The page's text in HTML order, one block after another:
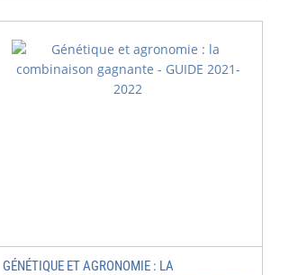
GÉNÉTIQUE ET AGRONOMIE : LA